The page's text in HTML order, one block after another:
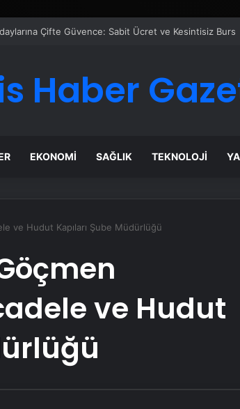
Çifte Güvence: Sabit Ücret ve Kesintisiz Burs
Haber
EKONOMI SAĞLIK TEKNOLOJI
ve Hudut Kapıları Şube Müdürlüğü
ve Hudut